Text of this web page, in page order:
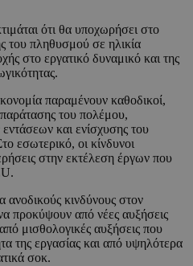
ότι θα υποχωρήσει στο
του πληθυσμού σε ηλικία
στο εργατικό δυναμικό και της
παραμένουν καθοδικοί,
του πολέμου,
και ενίσχυσης του
εσωτερικό, οι κίνδυνοι
στην εκτέλεση έργων που
ανοδικούς κινδύνους στον
προκύψουν από νέες αυξήσεις
μισθολογικές αυξήσεις που
της εργασίας και από υψηλότερα
σοκ.